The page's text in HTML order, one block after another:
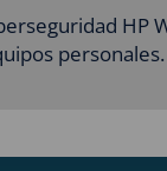
HP
personales.